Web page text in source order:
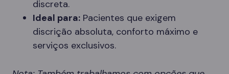
discreta.
Ideal para: Pacientes que exigem
discrição absoluta, conforto máximo e
serviços exclusivos.